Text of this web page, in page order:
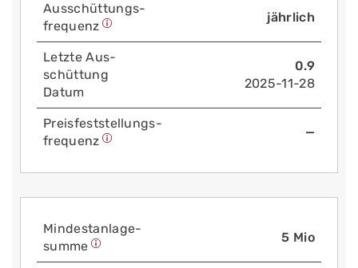
Aus­schüttungs­
frequenz
jährlich
Letzte Aus­
schüttung
Datum
0.9
2025-11-28
Preis­fest­stellungs­
frequenz
—
Mindest­anlage­
summe
5 Mio